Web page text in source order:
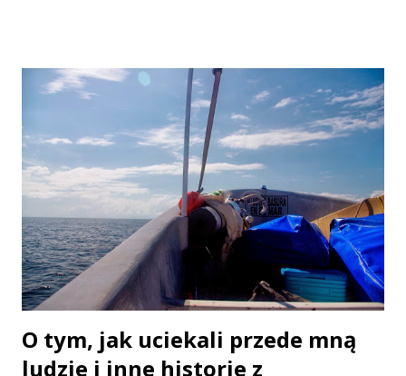
znamy już "adres" kapliczki. Jeśli nie - procedura jest nieco
dłuższa. No więc wchodzimy na cmentarz miejski, blisko
centrum, tam gdzie kończy się calle 20, zona 3. Handlarze
stoją na zewnątrz i wewnątrz. Z pewnych nieznanych nam
powodów ci na zewnątrz handlują tylko kwiatami, a ci
wewnątrz tylko jedzeniem. Wychodzimy, kupujemy kwiaty,
wracamy. Patrzymy na cmentarz: dziesiątki pomników i
kapliczek, całe morze całkiem niezłej cmentarnej
architektury. Orientujemy się,...
O tym, jak uciekali przede mną
ludzie i inne historie z